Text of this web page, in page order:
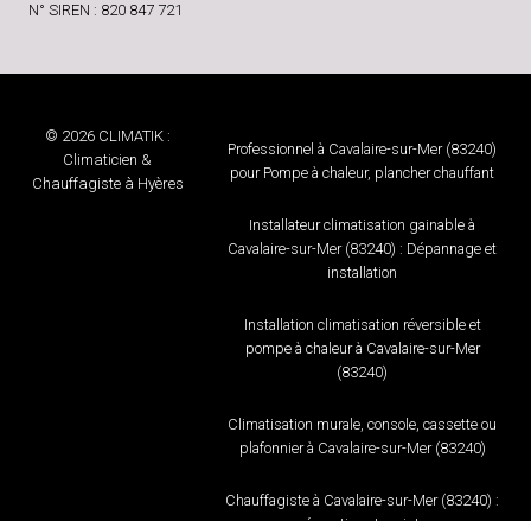
N° SIREN : 820 847 721
© 2026 CLIMATIK :
Climaticien &
Chauffagiste à Hyères
Professionnel à Cavalaire-sur-Mer (83240)
pour Pompe à chaleur, plancher chauffant
Installateur climatisation gainable à
Cavalaire-sur-Mer (83240) : Dépannage et
installation
Installation climatisation réversible et
pompe à chaleur à Cavalaire-sur-Mer
(83240)
Climatisation murale, console, cassette ou
plafonnier à Cavalaire-sur-Mer (83240)
Chauffagiste à Cavalaire-sur-Mer (83240) :